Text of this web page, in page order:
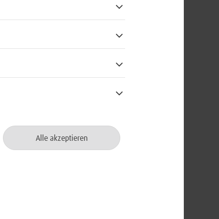
Alle akzeptieren
die